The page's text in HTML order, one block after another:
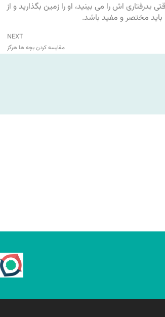
بدرفتاری اش را می بینید، او را زمین بگذارید و از
باید مختصر و مفید باشد.
NEXT
مقایسه کردن بچه ها هرگز